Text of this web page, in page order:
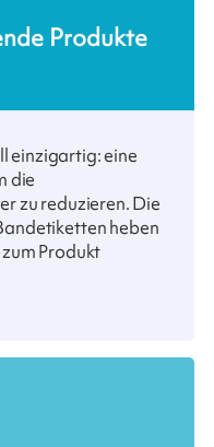
Produkte
einzigartig: eine
die
zu reduzieren. Die
heben
Produkt